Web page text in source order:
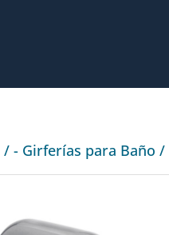
/- Girferías para Baño /